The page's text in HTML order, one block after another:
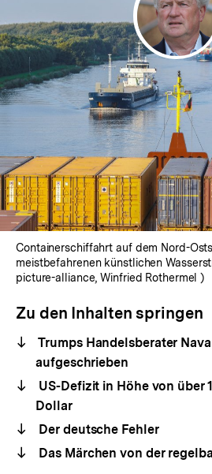
Containerschiffahrt auf dem Nord-
meistbefahrenen künstlichen
picture-alliance, Winfried Rothermel )
Zu den Inhalten springen
Trumps Handelsberater
aufgeschrieben
US-Defizit in Höhe von über
Dollar
Der deutsche Fehler
Das Märchen von der